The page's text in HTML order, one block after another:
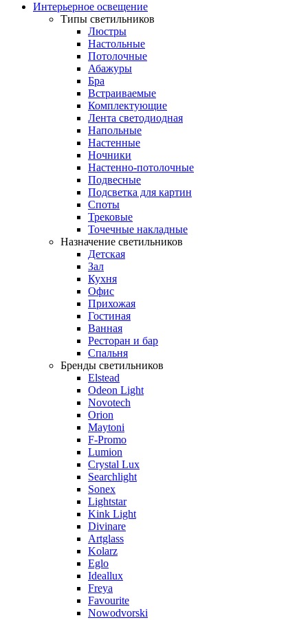
Интерьерное освещение
Типы светильников
Люстры
Настольные
Потолочные
Абажуры
Бра
Встраиваемые
Комплектующие
Лента светодиодная
Напольные
Настенные
Ночники
Настенно-потолочные
Подвесные
Подсветка для картин
Споты
Трековые
Точечные накладные
Назначение светильников
Детская
Зал
Кухня
Офис
Прихожая
Гостиная
Ванная
Ресторан и бар
Спальня
Бренды светильников
Elstead
Odeon Light
Novotech
Orion
Maytoni
F-Promo
Lumion
Crystal Lux
Searchlight
Sonex
Lightstar
Kink Light
Divinare
Artglass
Kolarz
Eglo
Ideallux
Freya
Favourite
Nowodvorski